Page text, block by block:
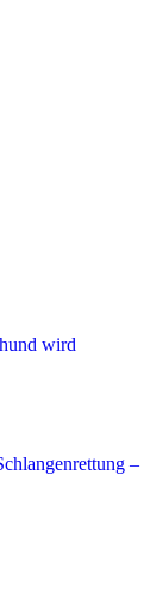
wird
–